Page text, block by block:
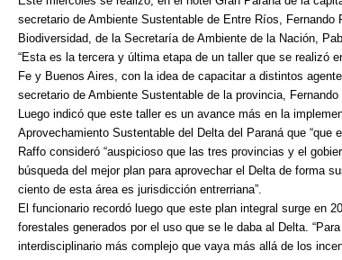
secretario de Ambiente Sustentable de Entre Ríos,
Biodiversidad, de la Secretaría de Ambiente de la Nación,
“Esta es la tercera y última etapa de un taller que se realizó
Fe y Buenos Aires, con la idea de capacitar a distintos
secretario de Ambiente Sustentable de la provincia, Fernando
Luego indicó que este taller es un avance más en la
Aprovechamiento Sustentable del Delta del Paraná que “que
Raffo consideró “auspicioso que las tres provincias y el
búsqueda del mejor plan para aprovechar el Delta de forma
ciento de esta área es jurisdicción entrerriana”.
El funcionario recordó luego que este plan integral surge en
forestales generados por el uso que se le daba al Delta.
interdisciplinario más complejo que vaya más allá de los